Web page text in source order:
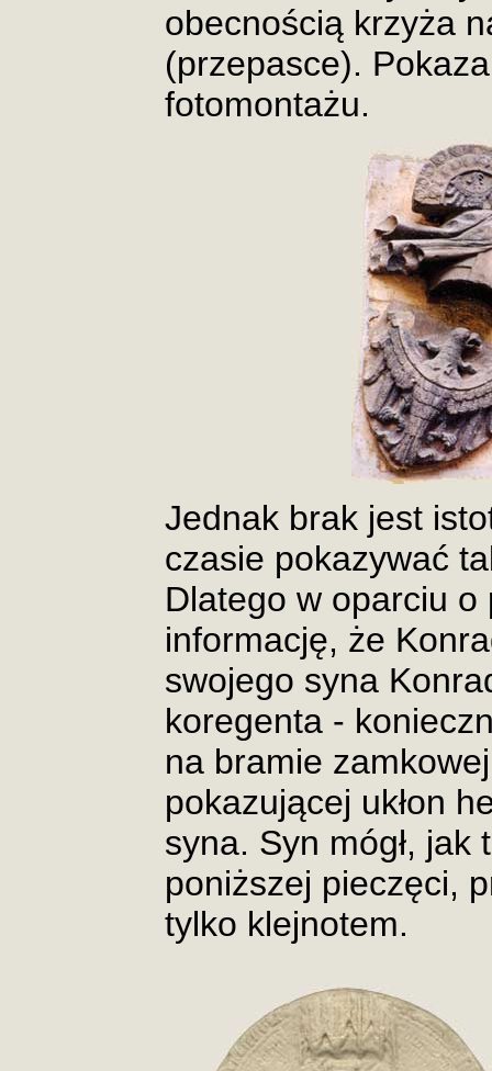
obecnością krzyża
(przepasce).
fotomontażu.
Jednak brak jest
czasie pokazywać
Dlatego w oparciu
informację, że
swojego syna
koregenta -
na bramie
pokazującej ukłon
syna. Syn mógł, jak
poniższej pieczęci,
tylko klejnotem.